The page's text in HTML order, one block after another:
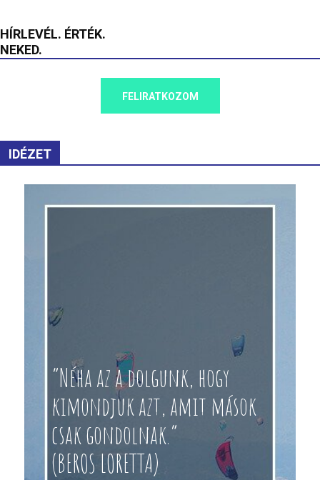
HÍRLEVÉL. ÉRTÉK.
NEKED.
FELIRATKOZOM
IDÉZET
“Néha az a dolgunk, hogy
kimondjuk azt, amit mások
csak gondolnak.”
(BEROS LORETTA)